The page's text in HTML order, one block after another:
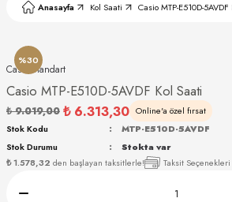
Anasayfa Kol Saati Casio MTP-E510D-
%30
Casıo Standart
Casio MTP-E510D-5AVDF Kol Saati
₺ 9.019,00 ₺ 6.313,30 Online'a özel fırsat
₺ 1.578,32 den başlayan taksitlerle! Taksit Seçenekleri
Stok Kodu
MTP-E510D-5AVDF
Stok Durumu
Stokta var